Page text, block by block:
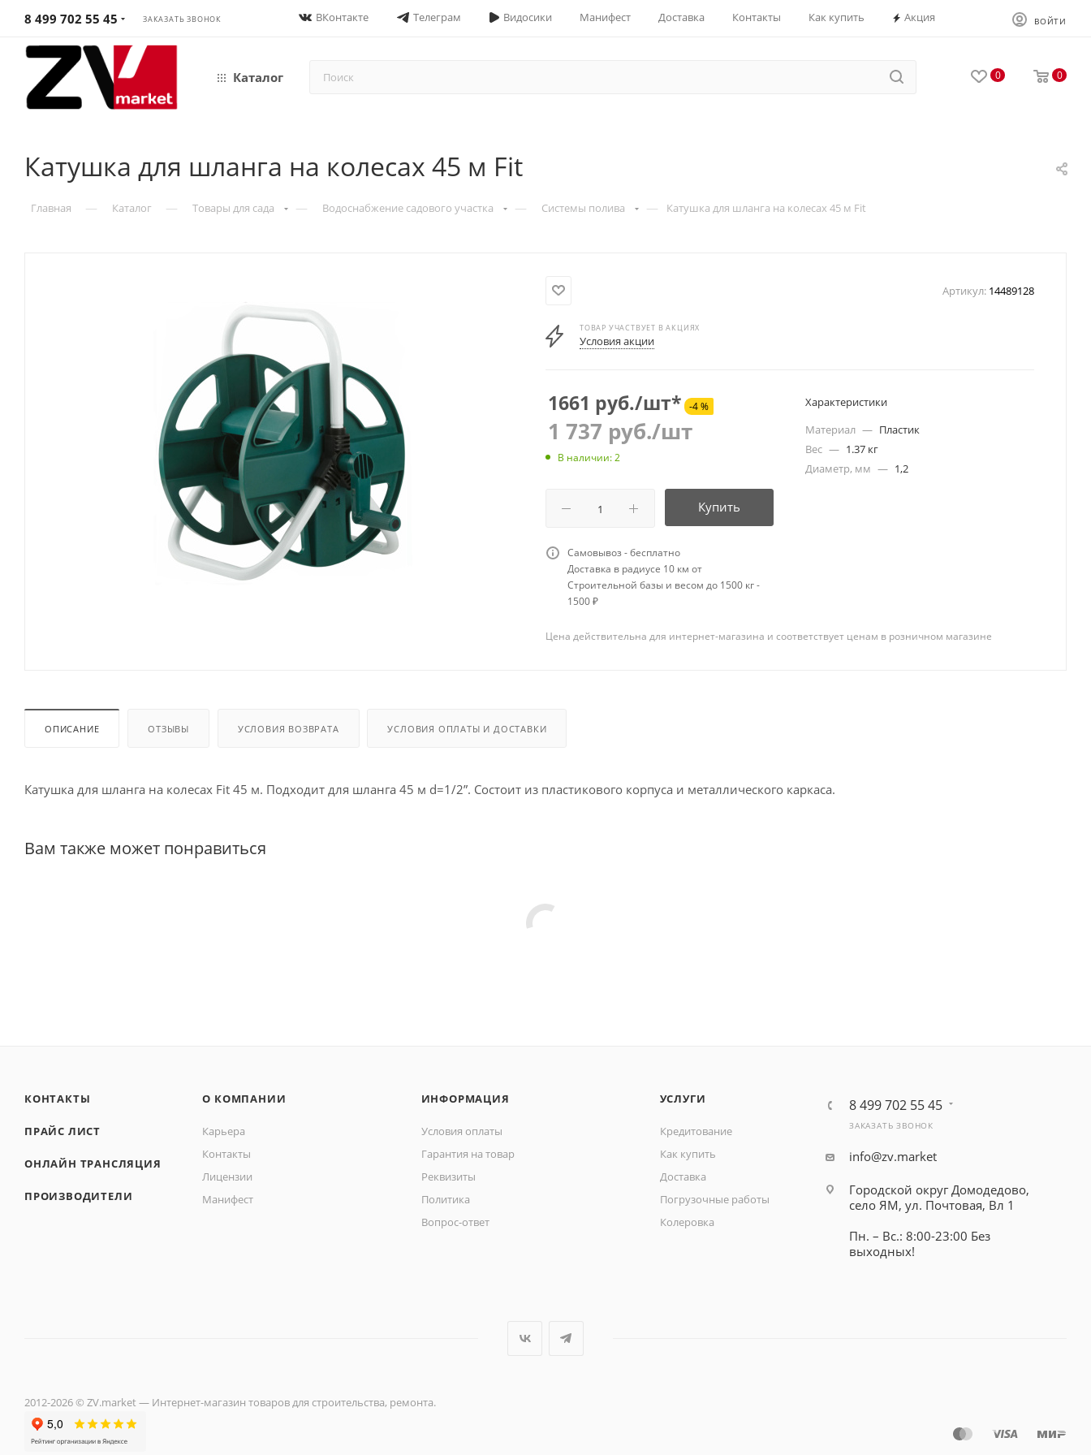
8 499 702 55 45 ЗАКАЗАТЬ ЗВОНОК ВКонтакте Телеграм Видосики Манифест Доставка Контакты Как купить Акция ВОЙТИ
Каталог 0 0
Катушка для шланга на колесах 45 м Fit
Главная — Каталог — Товары для сада — Водоснабжение садового участка — Системы полива — Катушка для шланга на колесах 45 м Fit
Артикул: 14489128
ТОВАР УЧАСТВУЕТ В АКЦИЯХ
Условия акции
1661 руб./шт* -4 %
1 737 руб./шт
В наличии: 2
Купить
Самовывоз - бесплатно
Доставка в радиусе 10 км от
Строительной базы и весом до 1500 кг -
1500 ₽
Характеристики
Материал — Пластик
Вес — 1.37 кг
Диаметр, мм — 1,2
Цена действительна для интернет-магазина и соответствует ценам в розничном магазине
ОПИСАНИЕ ОТЗЫВЫ УСЛОВИЯ ВОЗВРАТА УСЛОВИЯ ОПЛАТЫ И ДОСТАВКИ
Катушка для шланга на колесах Fit 45 м. Подходит для шланга 45 м d=1/2”. Состоит из пластикового корпуса и металлического каркаса.
Вам также может понравиться
КОНТАКТЫ
ПРАЙС ЛИСТ
ОНЛАЙН ТРАНСЛЯЦИЯ
ПРОИЗВОДИТЕЛИ
О КОМПАНИИ
Карьера
Контакты
Лицензии
Манифест
ИНФОРМАЦИЯ
Условия оплаты
Гарантия на товар
Реквизиты
Политика
Вопрос-ответ
УСЛУГИ
Кредитование
Как купить
Доставка
Погрузочные работы
Колеровка
8 499 702 55 45
ЗАКАЗАТЬ ЗВОНОК
info@zv.market
Городской округ Домодедово,
село ЯМ, ул. Почтовая, Вл 1
Пн. – Вс.: 8:00-23:00 Без
выходных!
2012-2026 © ZV.market — Интернет-магазин товаров для строительства, ремонта.